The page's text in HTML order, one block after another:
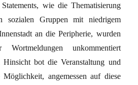
wie die Thematisierung
sozialen Gruppen mit niedrigem
an die Peripherie, wurden
Wortmeldungen unkommentiert
Hinsicht bot die Veranstaltung und
angemessen auf diese